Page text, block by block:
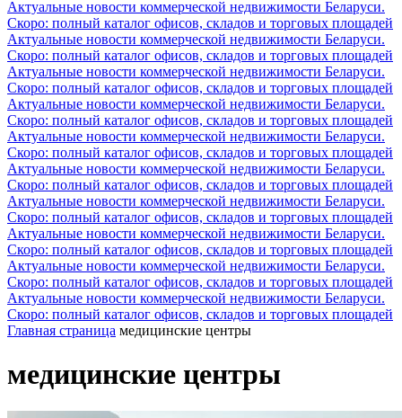
Актуальные новости коммерческой недвижимости Беларуси.
Скоро: полный каталог офисов, складов и торговых площадей
Актуальные новости коммерческой недвижимости Беларуси.
Скоро: полный каталог офисов, складов и торговых площадей
Актуальные новости коммерческой недвижимости Беларуси.
Скоро: полный каталог офисов, складов и торговых площадей
Актуальные новости коммерческой недвижимости Беларуси.
Скоро: полный каталог офисов, складов и торговых площадей
Актуальные новости коммерческой недвижимости Беларуси.
Скоро: полный каталог офисов, складов и торговых площадей
Актуальные новости коммерческой недвижимости Беларуси.
Скоро: полный каталог офисов, складов и торговых площадей
Актуальные новости коммерческой недвижимости Беларуси.
Скоро: полный каталог офисов, складов и торговых площадей
Актуальные новости коммерческой недвижимости Беларуси.
Скоро: полный каталог офисов, складов и торговых площадей
Актуальные новости коммерческой недвижимости Беларуси.
Скоро: полный каталог офисов, складов и торговых площадей
Актуальные новости коммерческой недвижимости Беларуси.
Скоро: полный каталог офисов, складов и торговых площадей
Главная страница медицинские центры
медицинские центры